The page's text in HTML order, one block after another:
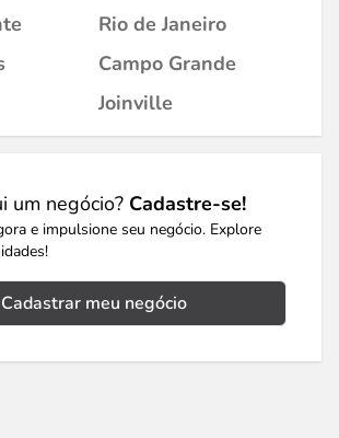
Rio de Janeiro
Campo Grande
Joinville
um negócio? Cadastre-se!
e impulsione seu negócio. Explore
Cadastrar meu negócio